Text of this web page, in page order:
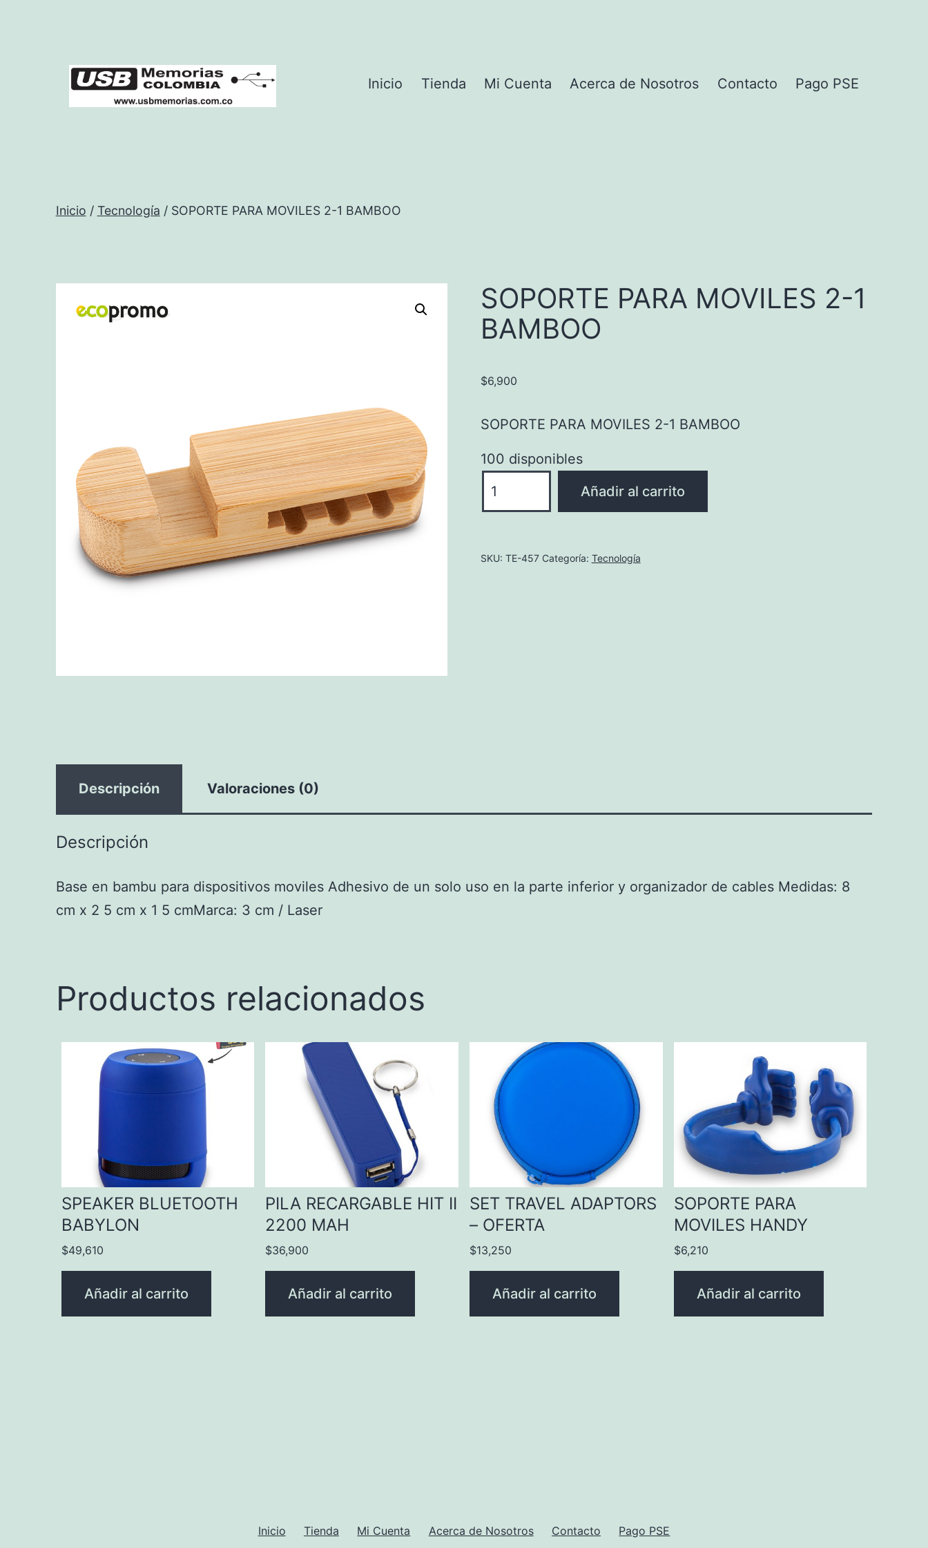
Inicio Tienda Mi Cuenta Acerca de Nosotros Contacto Pago PSE
Inicio / Tecnología / SOPORTE PARA MOVILES 2-1 BAMBOO
SOPORTE PARA MOVILES 2-1
BAMBOO
$6,900
SOPORTE PARA MOVILES 2-1 BAMBOO
100 disponibles
PARA
1
Añadir al carrito
SKU: TE-457 Categoría: Tecnología
Descripción Valoraciones (0)
Descripción
Base en bambu para dispositivos moviles Adhesivo de un solo uso en la parte inferior y organizador de cables Medidas: 8
cm x 2 5 cm x 1 5 cmMarca: 3 cm / Laser
Productos relacionados
SPEAKER BLUETOOTH
BABYLON
$49,610
Añadir al carrito
PILA RECARGABLE HIT II
2200 MAH
$36,900
Añadir al carrito
SET TRAVEL ADAPTORS
– OFERTA
$13,250
Añadir al carrito
SOPORTE PARA
MOVILES HANDY
$6,210
Añadir al carrito
Inicio Tienda Mi Cuenta Acerca de Nosotros Contacto Pago PSE